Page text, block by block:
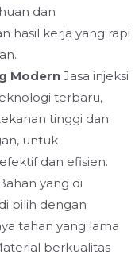
dan
hasil kerja yang rapi
Modern Jasa injeksi
terbaru,
tinggi dan
untuk
dan efisien.
yang di
pilih dengan
tahan yang lama
berkualitas